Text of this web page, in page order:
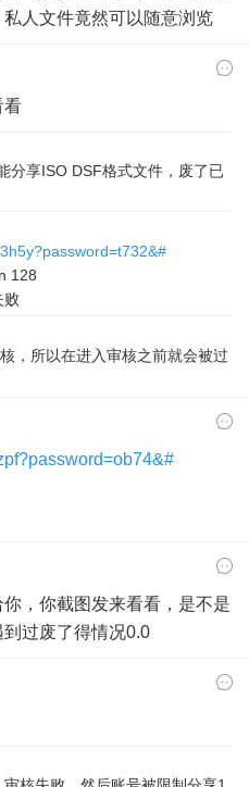
人文件竟然可以随意浏览
看
分享ISO DSF格式文件，废了已
128
败
，所以在进入审核之前就会被过
，你截图发来看看，是不是
过废了得情况0.0